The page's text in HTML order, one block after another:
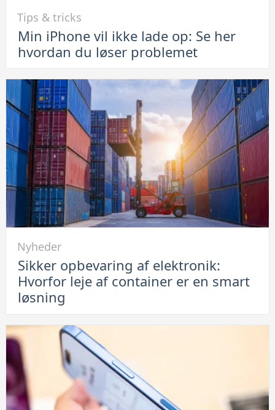
Min
iPhone
ikke
lade
op:
Se
her
hvordan
du
løser
problemet
Tips & tricks
Min iPhone vil ikke lade op: Se her
hvordan du løser problemet
Sikker
opbevaring
Hvorfor
leje
af
container
er
Nyheder
Sikker opbevaring af elektronik:
Hvorfor leje af container er en smart
løsning